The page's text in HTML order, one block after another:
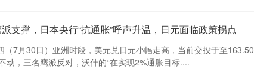
支撑，日本央行“抗通胀”呼声升温，日元面临政策拐点
7月30日）亚洲时段，美元兑日元小幅走高，当前交投于至163.50
动，三名鹰派反对，沃什的“在实现2%通胀目标....